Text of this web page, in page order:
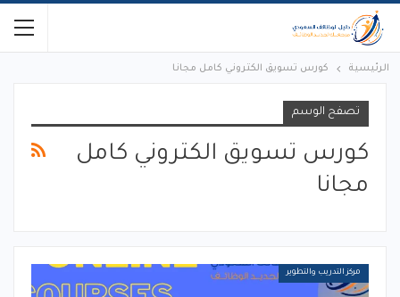
الرئيسية كورس تسويق الكتروني كامل مجانا
تصفح الوسم
كورس تسويق الكتروني كامل
مجانا
مركز التدريب والتطوير